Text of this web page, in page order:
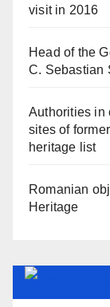
visit in 2016
Head of the
C. Sebastian
Authorities in
sites of
heritage list
Romanian
Heritage